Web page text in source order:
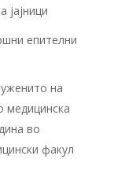
јајници
епителни
на
медицинска
во
факул